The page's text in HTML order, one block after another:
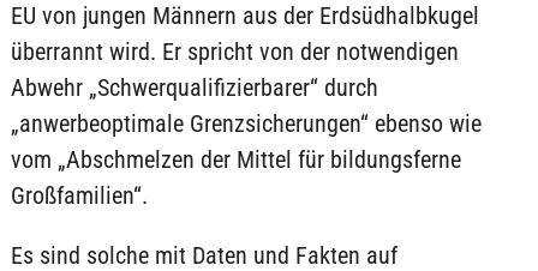
EU von jungen Männern aus der Erdsüdhalbkugel
überrannt wird. Er spricht von der notwendigen
Abwehr „Schwerqualifizierbarer“ durch
„anwerbeoptimale Grenzsicherungen“ ebenso wie
vom „Abschmelzen der Mittel für bildungsferne
Großfamilien“.
Es sind solche mit Daten und Fakten auf